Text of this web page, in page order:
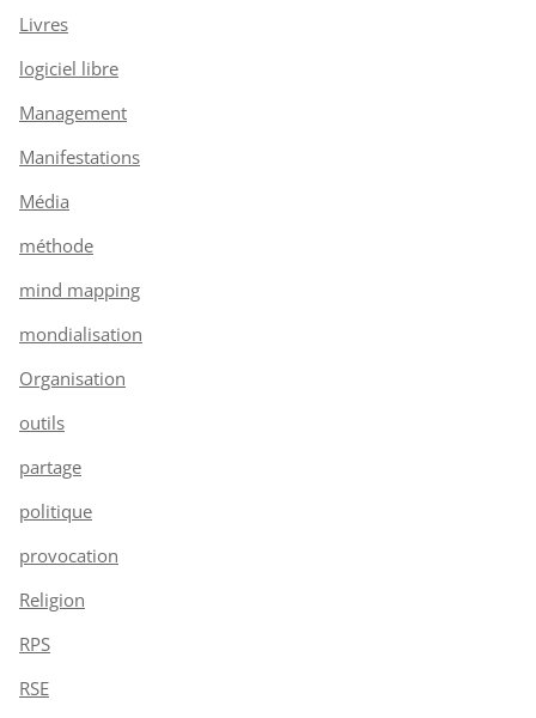
Livres
logiciel libre
Management
Manifestations
Média
méthode
mind mapping
mondialisation
Organisation
outils
partage
politique
provocation
Religion
RPS
RSE